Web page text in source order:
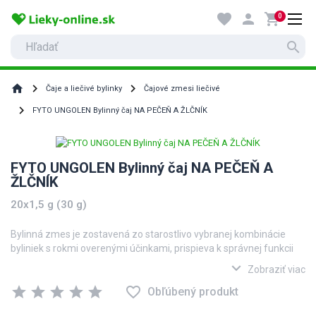
search
favorite person shopping_cart0
home Čaje a liečivé bylinky Čajové zmesi liečivé
FYTO UNGOLEN Bylinný čaj NA PEČEŇ A ŽLČNÍK
FYTO UNGOLEN Bylinný čaj NA PEČEŇ A
ŽLČNÍK
20x1,5 g (30 g)
Bylinná zmes je zostavená zo starostlivo vybranej kombinácie
byliniek s rokmi overenými účinkami, prispieva k správnej funkcii
PESTREC (
Silybum marianum
expand_more Zobraziť viac
star star star star star favorite_border Obľúbený produkt